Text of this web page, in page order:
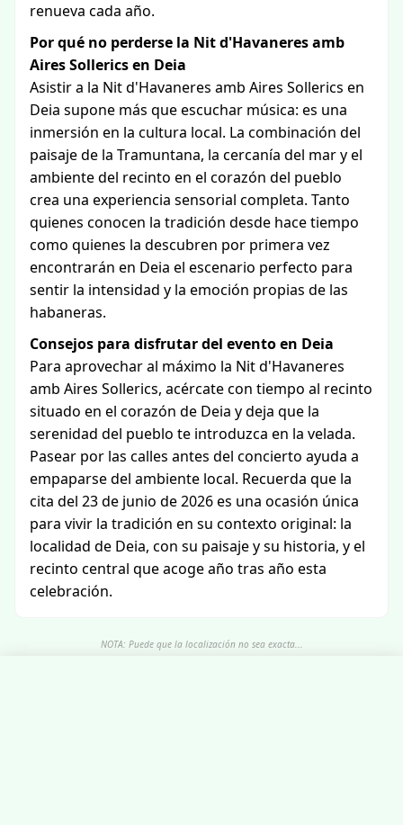
renueva cada año.
Por qué no perderse la Nit d'Havaneres amb
Aires Sollerics en Deia
Asistir a la Nit d'Havaneres amb Aires Sollerics en
Deia supone más que escuchar música: es una
inmersión en la cultura local. La combinación del
paisaje de la Tramuntana, la cercanía del mar y el
ambiente del recinto en el corazón del pueblo
crea una experiencia sensorial completa. Tanto
quienes conocen la tradición desde hace tiempo
como quienes la descubren por primera vez
encontrarán en Deia el escenario perfecto para
sentir la intensidad y la emoción propias de las
habaneras.
Consejos para disfrutar del evento en Deia
Para aprovechar al máximo la Nit d'Havaneres
amb Aires Sollerics, acércate con tiempo al recinto
situado en el corazón de Deia y deja que la
serenidad del pueblo te introduzca en la velada.
Pasear por las calles antes del concierto ayuda a
empaparse del ambiente local. Recuerda que la
cita del 23 de junio de 2026 es una ocasión única
para vivir la tradición en su contexto original: la
localidad de Deia, con su paisaje y su historia, y el
recinto central que acoge año tras año esta
celebración.
NOTA: Puede que la localización no sea exacta...